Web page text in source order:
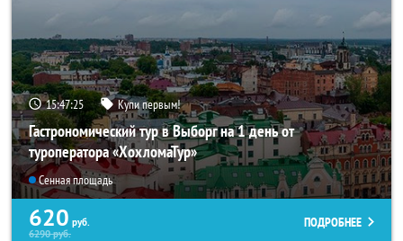
15:47:24 Купи первым!
Гастрономический тур в Выборг на 1 день от
туроператора «ХохломаТур»
Сенная площадь
620 руб.
6290руб.
ПОДРОБНЕЕ